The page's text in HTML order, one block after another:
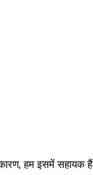
हम इसमें सहायक हैं